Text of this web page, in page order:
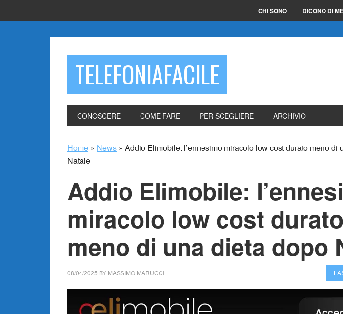
CHI SONO DICONO DI ME
TELEFONIAFACILE
CONOSCERE COME FARE PER SCEGLIERE ARCHIVIO
Home » News » Addio Elimobile: l’ennesimo miracolo low cost durato meno di
Natale
Addio Elimobile:
miracolo low cost durato
meno di una dieta dopo
08/04/2025 BY MASSIMO MARUCCI